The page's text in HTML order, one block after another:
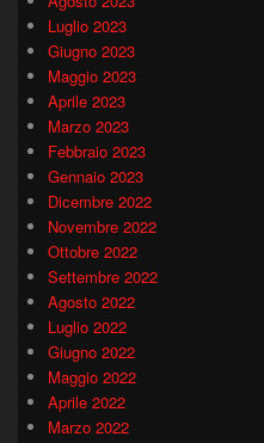
Luglio 2023
Giugno 2023
Maggio 2023
Aprile 2023
Marzo 2023
Febbraio 2023
Gennaio 2023
Dicembre 2022
Novembre 2022
Ottobre 2022
Settembre 2022
Agosto 2022
Luglio 2022
Giugno 2022
Maggio 2022
Aprile 2022
Marzo 2022